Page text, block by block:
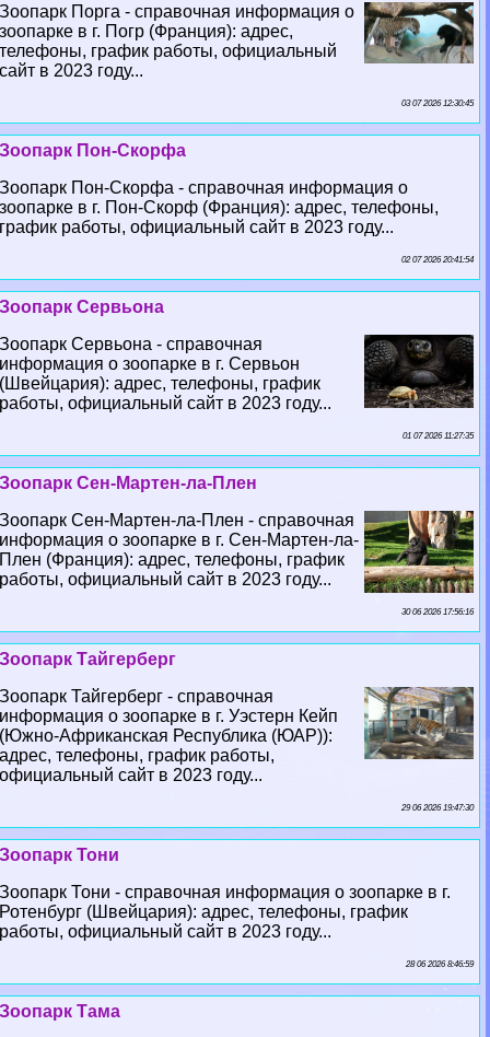
Зоопарк Порга - справочная информация о
зоопарке в г. Погр (Франция): адрес,
телефоны, график работы, официальный
сайт в 2023 году...
03 07 2026 12:30:45
Зоопарк Пон-Скорфа
Зоопарк Пон-Скорфа - справочная информация о
зоопарке в г. Пон-Скорф (Франция): адрес, телефоны,
график работы, официальный сайт в 2023 году...
02 07 2026 20:41:54
Зоопарк Сервьона
Зоопарк Сервьона - справочная
информация о зоопарке в г. Сервьон
(Швейцария): адрес, телефоны, график
работы, официальный сайт в 2023 году...
01 07 2026 11:27:35
Зоопарк Сен-Мартен-ла-Плен
Зоопарк Сен-Мартен-ла-Плен - справочная
информация о зоопарке в г. Сен-Мартен-ла-
Плен (Франция): адрес, телефоны, график
работы, официальный сайт в 2023 году...
30 06 2026 17:56:16
Зоопарк Тайгерберг
Зоопарк Тайгерберг - справочная
информация о зоопарке в г. Уэстерн Кейп
(Южно-Африканская Республика (ЮАР)):
адрес, телефоны, график работы,
официальный сайт в 2023 году...
29 06 2026 19:47:30
Зоопарк Тони
Зоопарк Тони - справочная информация о зоопарке в г.
Ротенбург (Швейцария): адрес, телефоны, график
работы, официальный сайт в 2023 году...
28 06 2026 8:46:59
Зоопарк Тама